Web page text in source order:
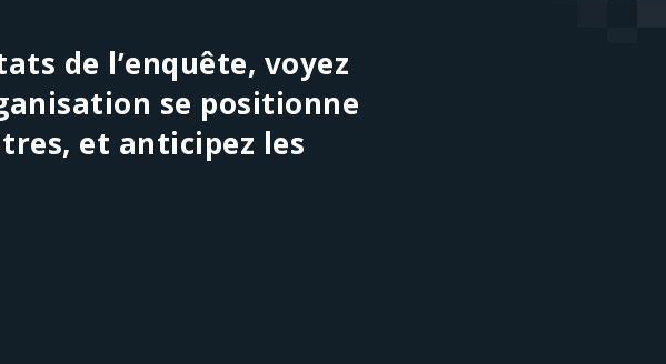
de l’enquête, voyez
se positionne
et anticipez les